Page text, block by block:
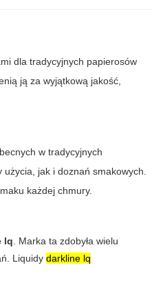
dla tradycyjnych papierosów
ją za wyjątkową jakość,
w tradycyjnych
jak i doznań smakowych.
każdej chmury.
lq . Marka ta zdobyła wielu
Liquidydarkline lq